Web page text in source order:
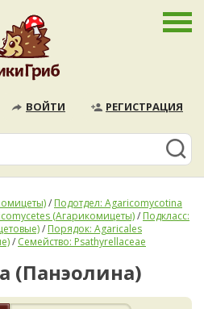
ВОЙТИ РЕГИСТРАЦИЯ
/ Подотдел: Agaricomycotina
(Агарикомицеты)/ Подкласс:
/ Порядок: Agaricales
/ Семейство: Psathyrellaceae
(Панэолина)